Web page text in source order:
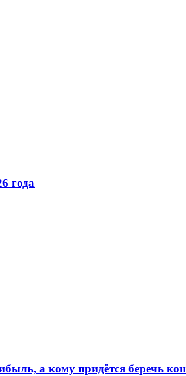
года
а кому придётся беречь